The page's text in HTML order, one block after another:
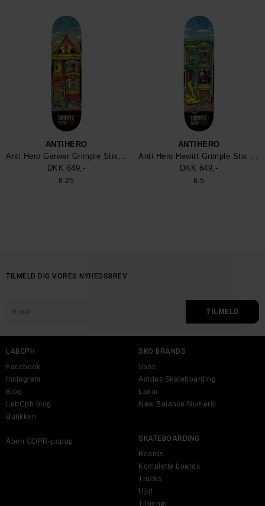
ANTIHERO
Anti Hero Gerwer Grimple Stix Victorains Skateboard
DKK 649,-
8.25
ANTIHERO
Anti Hero Hewitt Grimple Stix Victorians Skateboard
DKK 649,-
8.5
TILMELD DIG VORES NYHEDSBREV
LABCPH
Facebook
Instagram
Blog
LabCph blog
Butikken
Åben GDPR-popup
SKO BRANDS
Vans
Adidas Skateboarding
Lakai
New Balance Numeric
SKATEBOARDING
Boards
Komplette boards
Trucks
Hjul
Tilbehør